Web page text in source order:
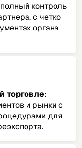
полный контроль
с четко
органа
торговле:
и рынки с
для